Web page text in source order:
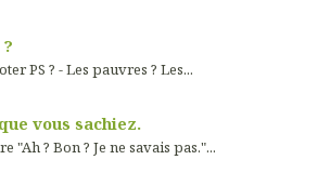
PS ? - Les pauvres ? Les...
vous sachiez.
"Ah ? Bon ? Je ne savais pas."...